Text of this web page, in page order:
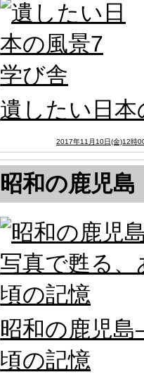
遺したい日
2017年11月10日(金)12時
昭和の鹿児島
昭和の鹿児
頃の記憶